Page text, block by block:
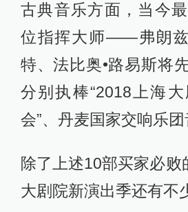
古典音乐方面，当今
位指挥大师——弗朗
特、法比奥•路易斯将
分别执棒“2018上海
会”、丹麦国家交响乐团
除了上述10部买家必败
大剧院新演出季还有不